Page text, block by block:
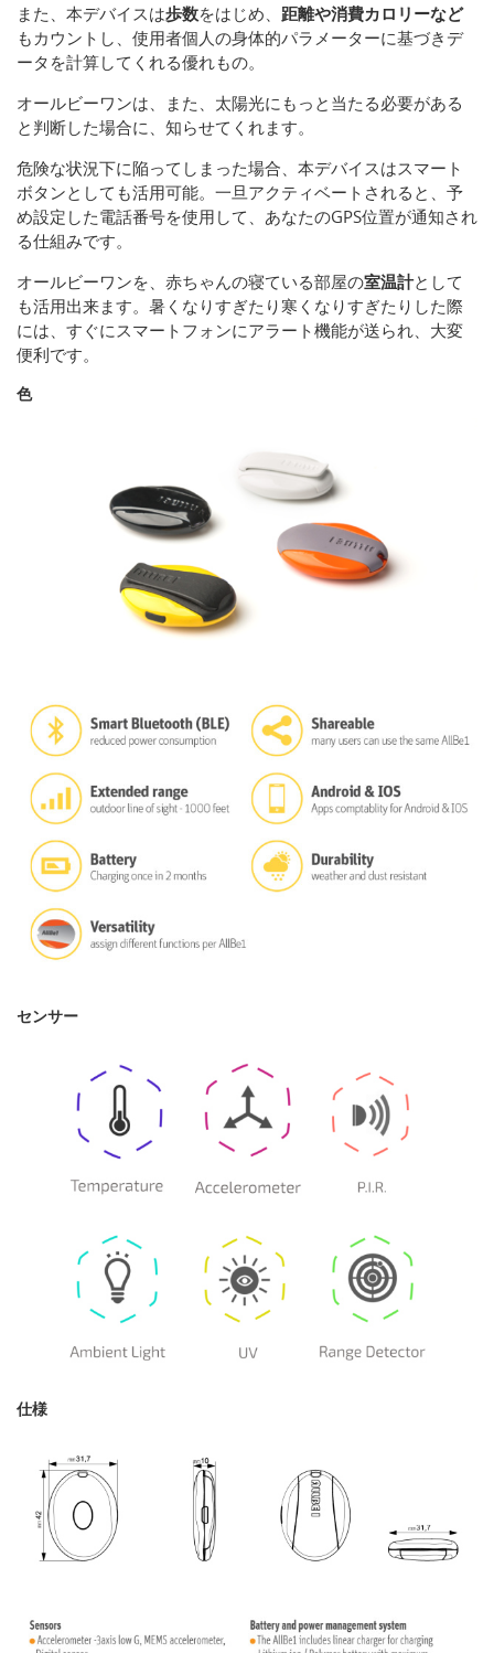
また、本デバイスは歩数をはじめ、 距離や消費カロリーなど
もカウントし、使用者個人の身体的パラメーターに基づきデ
ータを計算してくれる優れもの。
オールビーワンは、また、太陽光にもっと当たる必要がある
と判断した場合に、知らせてくれます。
危険な状況下に陥ってしまった場合、本デバイスはスマート
ボタンとしても活用可能。一旦アクティベートされると、予
め設定した電話番号を使用して、あなたのGPS位置が通知され
る仕組みです。
オールビーワンを、赤ちゃんの寝ている部屋の室温計として
も活用出来ます。暑くなりすぎたり寒くなりすぎたりした際
には、すぐにスマートフォンにアラート機能が送られ、大変
便利です。
色
センサー
仕様